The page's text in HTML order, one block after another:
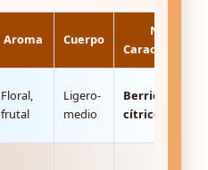
Aroma Cuerpo
Notas
Floral,
frutal
Ligero-
medio
Berries,
cítricos